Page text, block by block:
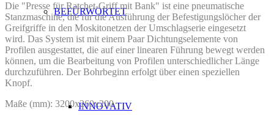
BEFÜRWORTET
INNOVATIV
Die "Presse für Ratchet-Griff mit Bank" ist eine pneumatische
Stanzmaschine, die für die Ausführung der Befestigungslöcher der
Greifgriffe in den Moskitonetzen der Umschlagserie eingesetzt
wird. Das System ist mit einem Paar Dichtungselemente von
Profilen ausgestattet, die auf einer linearen Führung bewegt werden
können, um die Bearbeitung von Profilen unterschiedlicher Länge
durchzuführen. Der Bohrbeginn erfolgt über einen speziellen
Knopf.
Maße (mm): 3200x260x200